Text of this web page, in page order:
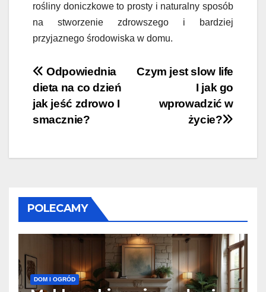
rośliny doniczkowe to prosty i naturalny sposób
na stworzenie zdrowszego i bardziej
przyjaznego środowiska w domu.
Nawigacja
wpisu
Czym jest slow life
I jak go
wprowadzić w
życie?
Odpowiednia
dieta na co dzień
jak jeść zdrowo I
smacznie?
POLECAMY
DOM I OGRÓD